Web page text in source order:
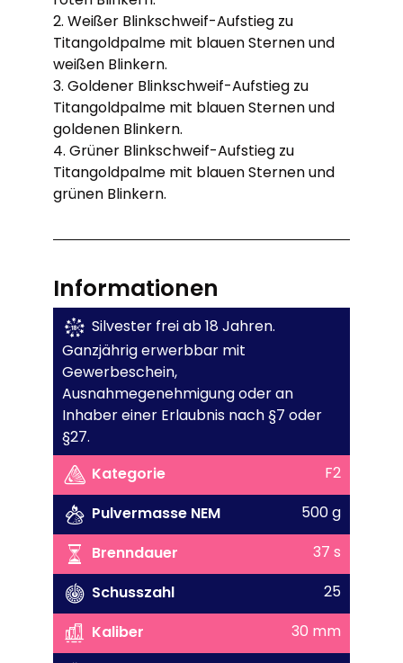
2. Weißer Blinkschweif-Aufstieg zu
Titangoldpalme mit blauen Sternen und
weißen Blinkern.
3. Goldener Blinkschweif-Aufstieg zu
Titangoldpalme mit blauen Sternen und
goldenen Blinkern.
4. Grüner Blinkschweif-Aufstieg zu
Titangoldpalme mit blauen Sternen und
grünen Blinkern.
Informationen
Silvester frei ab 18 Jahren.
Ganzjährig erwerbbar mit
Gewerbeschein,
Ausnahmegenehmigung oder an
Inhaber einer Erlaubnis nach §7 oder
§27.
Kategorie
F2
Pulvermasse NEM
500 g
Brenndauer
37 s
Schusszahl
25
Kaliber
30 mm